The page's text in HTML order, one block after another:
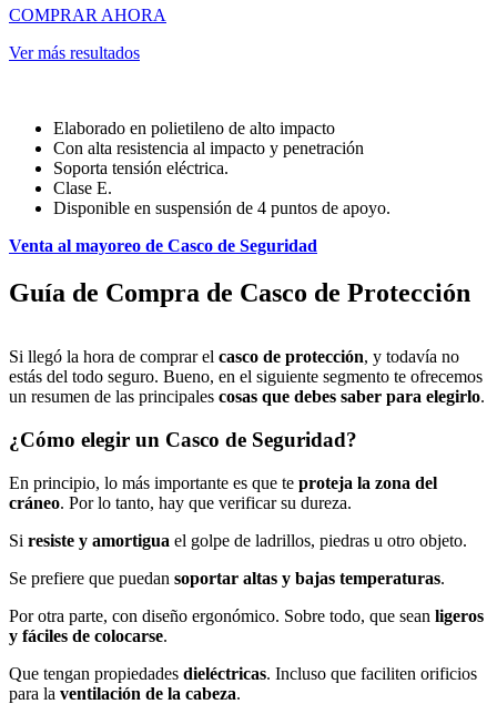
COMPRAR AHORA
Ver más resultados
Elaborado en polietileno de alto impacto
Con alta resistencia al impacto y penetración
Soporta tensión eléctrica.
Clase E.
Disponible en suspensión de 4 puntos de apoyo.
Venta al mayoreo de Casco de Seguridad
Guía de Compra de Casco de Protección
Si llegó la hora de comprar el casco de protección, y todavía no
estás del todo seguro. Bueno, en el siguiente segmento te ofrecemos
un resumen de las principales cosas que debes saber para elegirlo.
¿Cómo elegir un Casco de Seguridad?
En principio, lo más importante es que te proteja la zona del
cráneo. Por lo tanto, hay que verificar su dureza.
Si resiste y amortigua el golpe de ladrillos, piedras u otro objeto.
Se prefiere que puedan soportar altas y bajas temperaturas.
Por otra parte, con diseño ergonómico. Sobre todo, que sean ligeros
y fáciles de colocarse.
Que tengan propiedades dieléctricas. Incluso que faciliten orificios
para la ventilación de la cabeza.